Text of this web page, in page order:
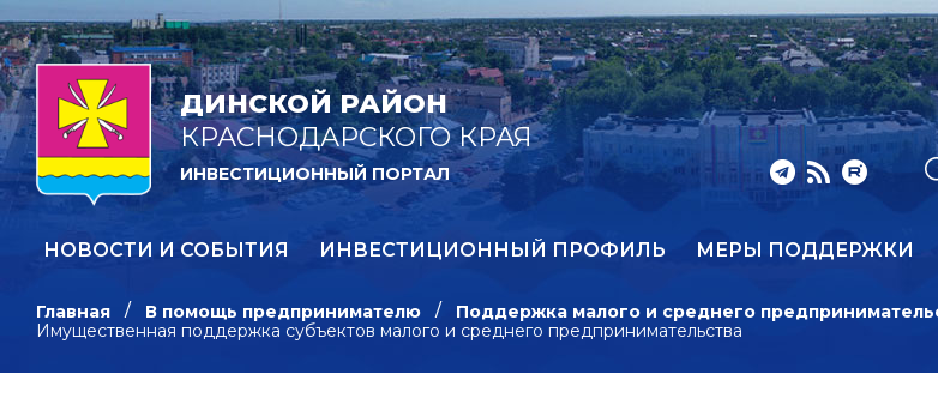
ДИНСКОЙ РАЙОН
КРАСНОДАРСКОГО КРАЯ
ИНВЕСТИЦИОННЫЙ ПОРТАЛ
НОВОСТИ И СОБЫТИЯ ИНВЕСТИЦИОННЫЙ ПРОФИЛЬ МЕРЫ ПОДДЕРЖКИ
Главная В помощь предпринимателю
Поддержка малого и среднего
Имущественная поддержка субъектов малого и среднего предпринимательства